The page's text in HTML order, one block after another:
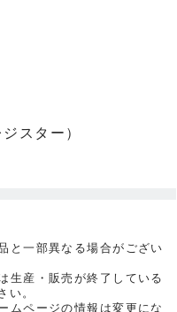
スター）
と一部異なる場合がござい
生産・販売が終了している
い。
ムページの情報は変更にな